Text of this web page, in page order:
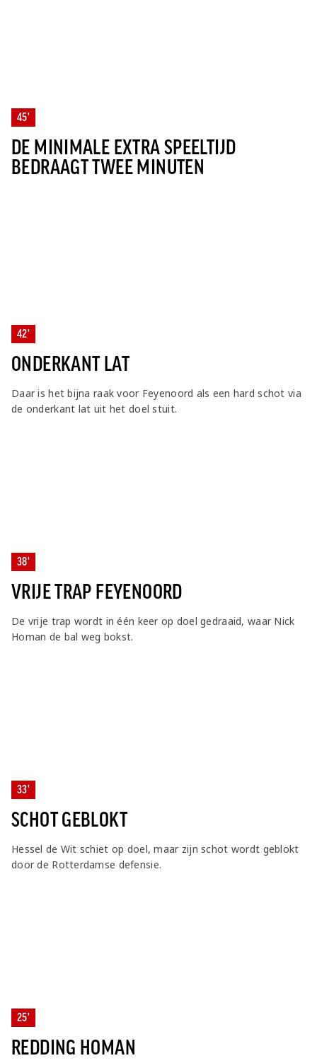
45'
DE MINIMALE EXTRA SPEELTIJD
BEDRAAGT TWEE MINUTEN
42'
ONDERKANT LAT
Daar is het bijna raak voor Feyenoord als een hard schot via
de onderkant lat uit het doel stuit.
38'
VRIJE TRAP FEYENOORD
De vrije trap wordt in één keer op doel gedraaid, waar Nick
Homan de bal weg bokst.
33'
SCHOT GEBLOKT
Hessel de Wit schiet op doel, maar zijn schot wordt geblokt
door de Rotterdamse defensie.
25'
REDDING HOMAN